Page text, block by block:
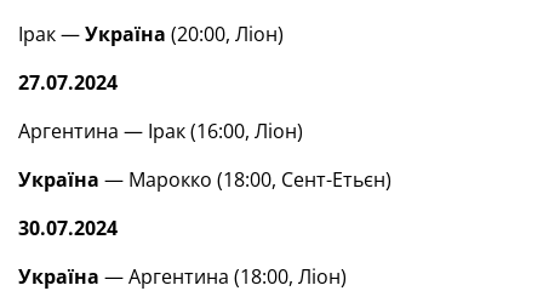
Ірак —Україна (20:00, Ліон)
27.07.2024
Аргентина — Ірак (16:00, Ліон)
Україна — Марокко (18:00, Сент-Етьєн)
30.07.2024
Україна — Аргентина (18:00, Ліон)